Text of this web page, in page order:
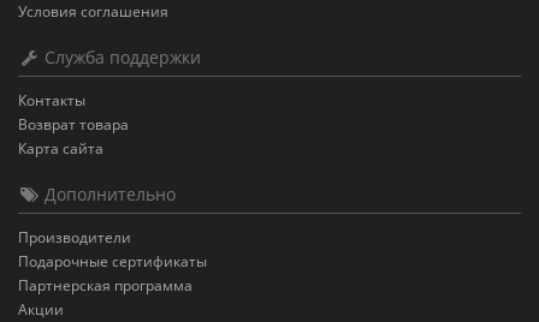
Условия соглашения
Служба поддержки
Контакты
Возврат товара
Карта сайта
Дополнительно
Производители
Подарочные сертификаты
Партнерская программа
Акции